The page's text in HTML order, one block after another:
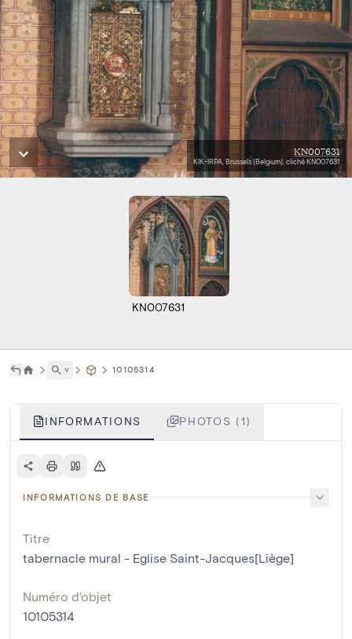
KN007631
KIK-IRPA, Brussels (Belgium), cliché KN007631
KN007631
˅ 10105314
INFORMATIONS PHOTOS (1)
INFORMATIONS DE BASE
Titre
tabernacle mural - Eglise Saint-Jacques[Liège]
Numéro d'objet
10105314